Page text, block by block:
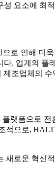
요소에 최
로 인해 더
. 업계의
조업체의
랫폼으로
으로,
새로운 혁신